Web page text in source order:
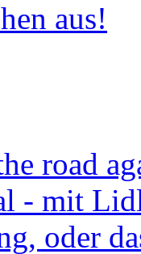
aus!
road
- mit
oder